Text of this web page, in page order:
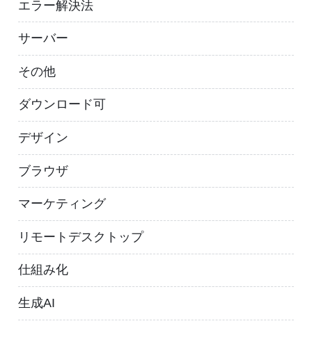
エラー解決法
サーバー
その他
ダウンロード可
デザイン
ブラウザ
マーケティング
リモートデスクトップ
仕組み化
生成AI